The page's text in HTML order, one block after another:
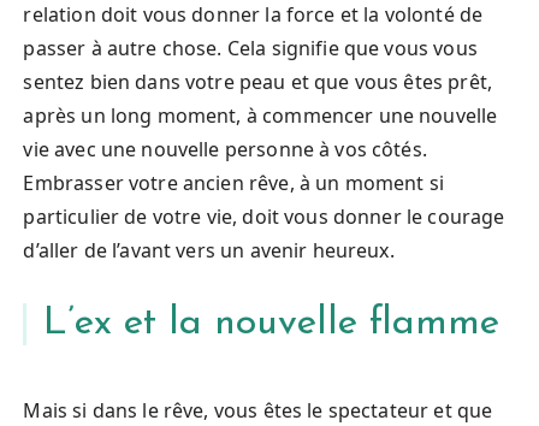
relation doit vous donner la force et la volonté de
passer à autre chose. Cela signifie que vous vous
sentez bien dans votre peau et que vous êtes prêt,
après un long moment, à commencer une nouvelle
vie avec une nouvelle personne à vos côtés.
Embrasser votre ancien rêve, à un moment si
particulier de votre vie, doit vous donner le courage
d’aller de l’avant vers un avenir heureux.
L’ex et la nouvelle flamme
Mais si dans le rêve, vous êtes le spectateur et que